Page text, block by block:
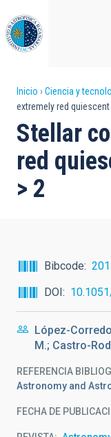
al
contenido
principal
Sobrescribir
enlaces
de
ayuda
a
Inicio Ciencia y
extremely red
Stellar
red
> 2
Bibcode
DOI
López-
M.; Castro-
REFERENCIA
Astronomy and
FECHA DE